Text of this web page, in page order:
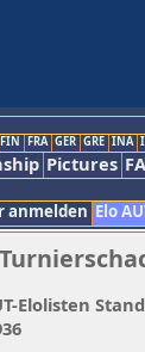
FIN FRA GER GRE INA
Pictures
anmelden Elo
Elolisten